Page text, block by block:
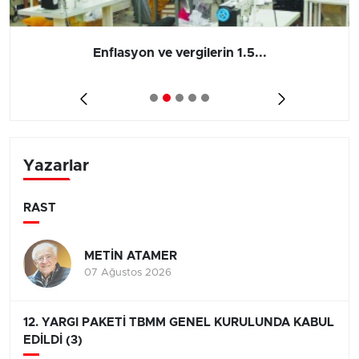
Enflasyon ve vergilerin 1.5...
Yazarlar
RAST
METİN ATAMER
07 Ağustos 2026
12. YARGI PAKETİ TBMM GENEL KURULUNDA KABUL
EDİLDİ (3)